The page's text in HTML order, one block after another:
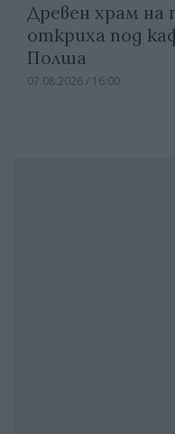
Древен храм на
откриха под
Полша
07.08.2026 / 16:00